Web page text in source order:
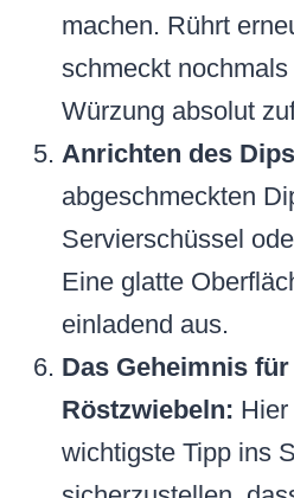
machen. Rührt
schmeckt
Würzung absolut
Anrichten des
abgeschmeckten
Servierschüssel
Eine glatte
einladend aus.
Das Geheimnis
Röstzwiebeln:
wichtigste Tipp ins